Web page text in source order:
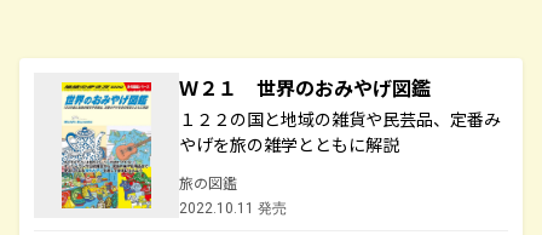
Ｗ２１ 世界のおみやげ図鑑
１２２の国と地域の雑貨や民芸品、定番み
やげを旅の雑学とともに解説
旅の図鑑
2022.10.11 発売